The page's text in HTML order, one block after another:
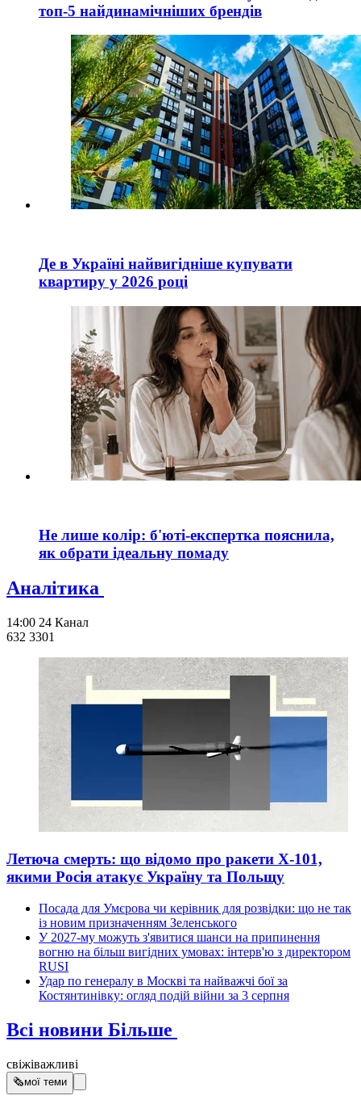
топ-5 найдинамічніших брендів
Де в Україні найвигідніше купувати
квартиру у 2026 році
Не лише колір: б'юті-експертка пояснила,
як обрати ідеальну помаду
Аналітика
14:00 24 Канал
632 3301
Летюча смерть: що відомо про ракети Х-101,
якими Росія атакує Україну та Польщу
Посада для Умєрова чи керівник для розвідки: що не так
із новим призначенням Зеленського
У 2027-му можуть з'явитися шанси на припинення
вогню на більш вигідних умовах: інтерв'ю з директором
RUSI
Удар по генералу в Москві та найважчі бої за
Костянтинівку: огляд подій війни за 3 серпня
Всі новини Більше
свіжіважливі
🗞мої теми